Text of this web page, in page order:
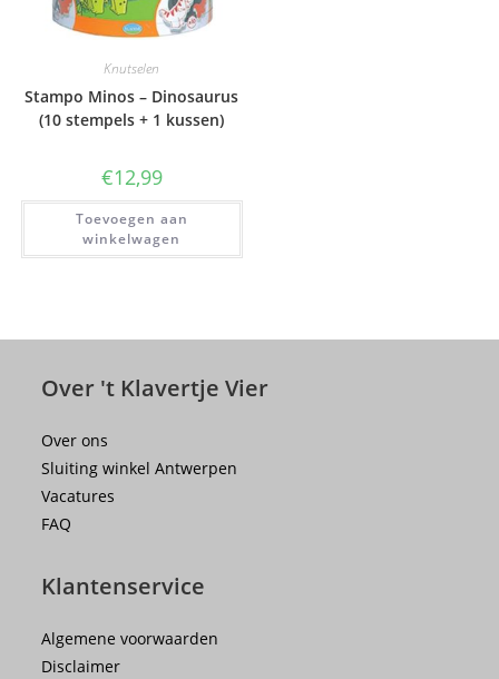
Knutselen
Stampo Minos – Dinosaurus
(10 stempels + 1 kussen)
€12,99
Toevoegen aan
winkelwagen
Over 't Klavertje Vier
Over ons
Sluiting winkel Antwerpen
Vacatures
FAQ
Klantenservice
Algemene voorwaarden
Disclaimer